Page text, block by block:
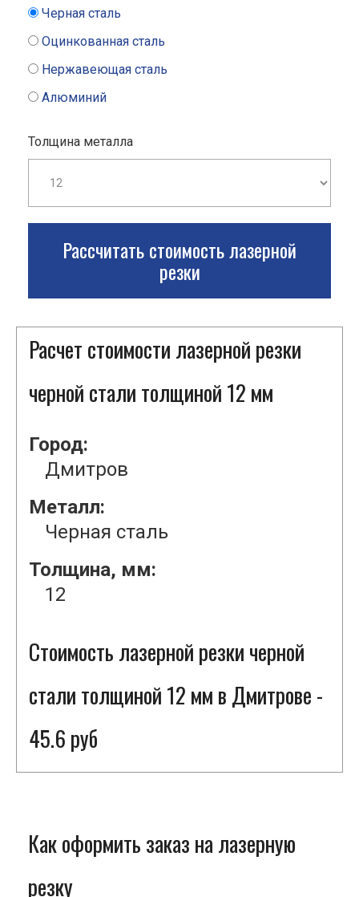
Черная сталь
Оцинкованная сталь
Нержавеющая сталь
Алюминий
Толщина металла
Рассчитать стоимость лазерной
резки
Расчет стоимости лазерной резки
черной стали толщиной 12 мм
Город:
Дмитров
Металл:
Черная сталь
Толщина, мм:
12
Стоимость лазерной резки черной
стали толщиной 12 мм в Дмитрове -
45.6 руб
Как оформить заказ на лазерную
резку